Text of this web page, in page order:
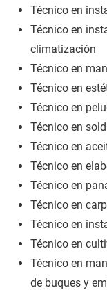
Técnico en
Técnico en
climatización
Técnico en
Técnico en
Técnico en
Técnico en
Técnico en
Técnico en
Técnico en
Técnico en
Técnico en
Técnico en
Técnico en
de buques y